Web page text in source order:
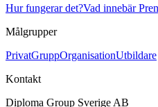
Hur fungerar det?Vad innebär
Målgrupper
PrivatGruppOrganisationUtbildare
Kontakt
Diploma Group Sverige AB